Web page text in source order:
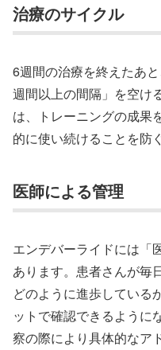
治療のサイクル
6週間の治療を終えたあ
週間以上の間隔」を空け
は、トレーニングの成果
的に使い続けることを防
医師による管理
エンデバーライドには「
あります。患者さんが毎
どのように進歩している
ットで確認できるように
察の際により具体的なア